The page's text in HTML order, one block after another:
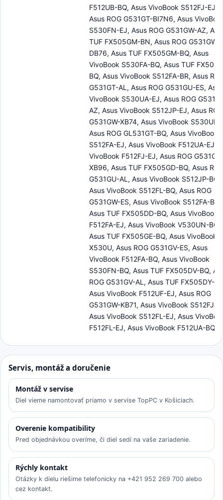
F512UB-BQ, Asus VivoBook S512FJ-EJ,
Asus ROG G531GT-BI7N6, Asus
S530FN-EJ, Asus ROG G531GW-AZ,
TUF FX505GM-BN, Asus ROG G531GW-
DB76, Asus TUF FX505GM-BQ, Asus
VivoBook S530FA-BQ, Asus TUF
BQ, Asus VivoBook S512FA-BR, Asus
G531GT-AL, Asus ROG G531GU-ES, Asus
VivoBook S530UA-EJ, Asus ROG
AZ, Asus VivoBook S512JP-EJ, Asus ROG
G531GW-XB74, Asus VivoBook S530UF-
Asus ROG GL531GT-BQ, Asus VivoBook
S512FA-EJ, Asus VivoBook F512UA-EJ,
VivoBook F512FJ-EJ, Asus ROG
XB96, Asus TUF FX505GD-BQ, Asus
G531GU-AL, Asus VivoBook S512JP-BQ,
Asus VivoBook S512FL-BQ, Asus ROG
G531GW-ES, Asus VivoBook S512FA-BQ,
Asus TUF FX505DD-BQ, Asus VivoBook
F512FA-EJ, Asus VivoBook V530UN-BQ,
Asus TUF FX505GE-BQ, Asus VivoBook
X530U, Asus ROG G531GV-ES, Asus
VivoBook F512FA-BQ, Asus VivoBook
S530FN-BQ, Asus TUF FX505DV-BQ,
ROG G531GV-AL, Asus TUF FX505DY-
Asus VivoBook F512UF-EJ, Asus ROG
G531GW-KB71, Asus VivoBook S512FJ-
Asus VivoBook S512FL-EJ, Asus
F512FL-EJ, Asus VivoBook F512UA-BQ
Servis, montáž a doručenie
Montáž v servise
Diel vieme namontovať priamo v servise TopPC v Košiciach.
Overenie kompatibility
Pred objednávkou overíme, či diel sedí na vaše zariadenie.
Rýchly kontakt
Otázky k dielu riešime telefonicky na +421 952 269 700 alebo
cez kontakt.